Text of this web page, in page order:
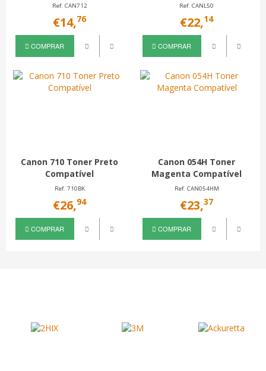
Ref. CAN712
€14,76
COMPRAR
Ref. CANL50
€22,14
COMPRAR
Canon 710 Toner Preto
Compatível
Ref. 710BK
€26,94
COMPRAR
Canon 054H Toner
Magenta Compatível
Ref. CAN054HM
€23,37
COMPRAR